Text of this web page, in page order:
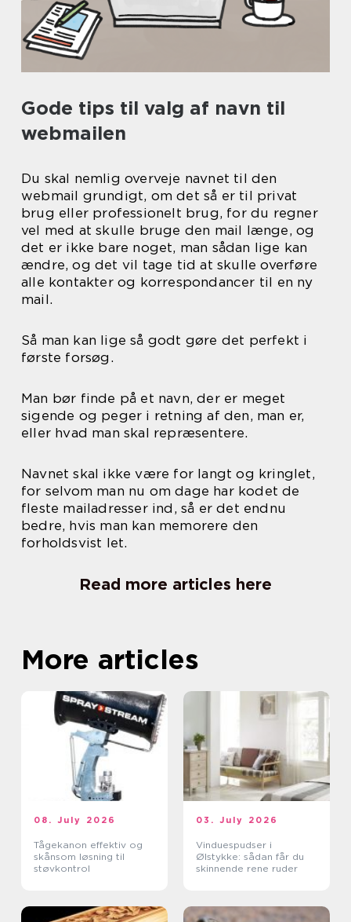
Gode tips til valg af navn til
webmailen
Du skal nemlig overveje navnet til den
webmail grundigt, om det så er til privat
brug eller professionelt brug, for du regner
vel med at skulle bruge den mail længe, og
det er ikke bare noget, man sådan lige kan
ændre, og det vil tage tid at skulle overføre
alle kontakter og korrespondancer til en ny
mail.
Så man kan lige så godt gøre det perfekt i
første forsøg.
Man bør finde på et navn, der er meget
sigende og peger i retning af den, man er,
eller hvad man skal repræsentere.
Navnet skal ikke være for langt og kringlet,
for selvom man nu om dage har kodet de
fleste mailadresser ind, så er det endnu
bedre, hvis man kan memorere den
forholdsvist let.
Read more articles here
More articles
08. July 2026
Tågekanon effektiv og
skånsom løsning til
støvkontrol
03. July 2026
Vinduespudser i
Ølstykke: sådan får du
skinnende rene ruder